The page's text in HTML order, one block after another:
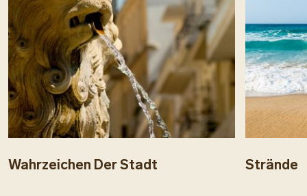
Wahrzeichen Der Stadt Strände